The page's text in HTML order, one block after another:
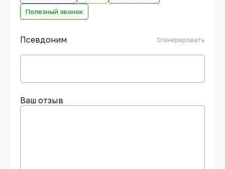
Полезный звонок
Псевдоним Сгенерировать
Ваш отзыв